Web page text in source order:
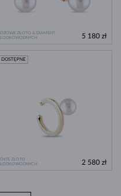
ZŁOTO & DIAMENT
5 180 zł
ZŁOTO
DOSTĘPNE
2 580 zł